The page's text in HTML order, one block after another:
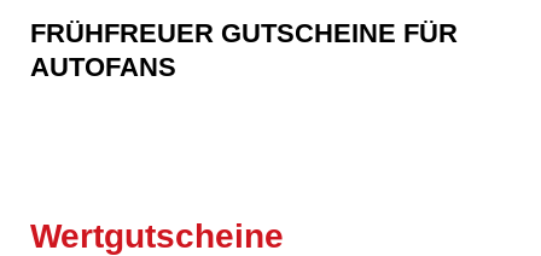
FRÜHFREUER GUTSCHEINE FÜR
AUTOFANS
Wertgutscheine